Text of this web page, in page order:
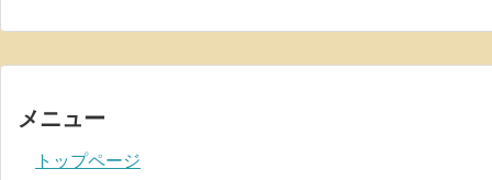
メニュー
トップページ